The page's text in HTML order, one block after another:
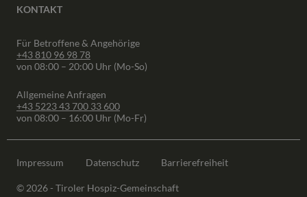
KONTAKT
Für Betroffene & Angehörige
+43 810 96 98 78
von 08:00 – 20:00 Uhr (Mo-So)
Allgemeine Anfragen
+43 5223 43 700 33 600
von 08:00 – 16:00 Uhr (Mo-Fr)
Impressum Datenschutz Barrierefreiheit
© 2026 - Tiroler Hospiz-Gemeinschaft